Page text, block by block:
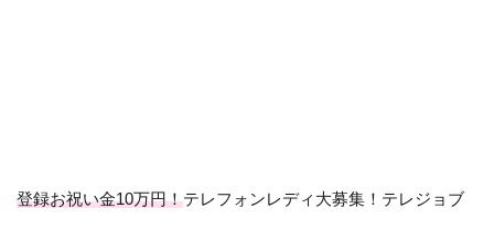
徴は
登録お祝い金10万円！テレフォンレディ大募集！テレジョブ